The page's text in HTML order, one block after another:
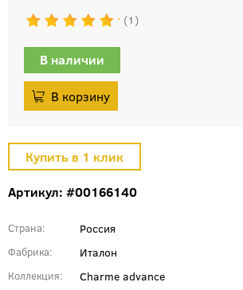
1
В наличии
Артикул: #00166140
Страна Россия
Фабрика Италон
Коллекция Charme advance